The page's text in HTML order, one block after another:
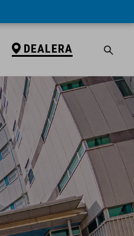
DEALERA